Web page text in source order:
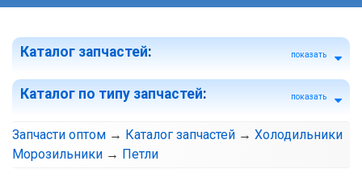
Каталог запчастей: показать
Каталог по типу запчастей: показать
Запчасти оптом → Каталог запчастей → Холодильники
Морозильники → Петли